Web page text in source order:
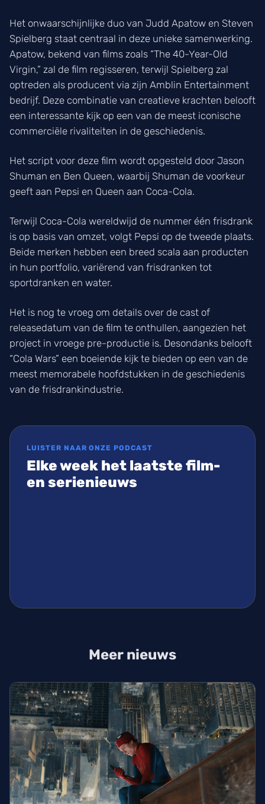
Het onwaarschijnlijke duo van Judd Apatow en Steven
Spielberg staat centraal in deze unieke samenwerking.
Apatow, bekend van films zoals “The 40-Year-Old
Virgin,” zal de film regisseren, terwijl Spielberg zal
optreden als producent via zijn Amblin Entertainment
bedrijf. Deze combinatie van creatieve krachten belooft
een interessante kijk op een van de meest iconische
commerciële rivaliteiten in de geschiedenis.
Het script voor deze film wordt opgesteld door Jason
Shuman en Ben Queen, waarbij Shuman de voorkeur
geeft aan Pepsi en Queen aan Coca-Cola.
Terwijl Coca-Cola wereldwijd de nummer één frisdrank
is op basis van omzet, volgt Pepsi op de tweede plaats.
Beide merken hebben een breed scala aan producten
in hun portfolio, variërend van frisdranken tot
sportdranken en water.
Het is nog te vroeg om details over de cast of
releasedatum van de film te onthullen, aangezien het
project in vroege pre-productie is. Desondanks belooft
“Cola Wars” een boeiende kijk te bieden op een van de
meest memorabele hoofdstukken in de geschiedenis
van de frisdrankindustrie.
LUISTER NAAR ONZE PODCAST
Elke week het laatste film-
en serienieuws
Meer nieuws